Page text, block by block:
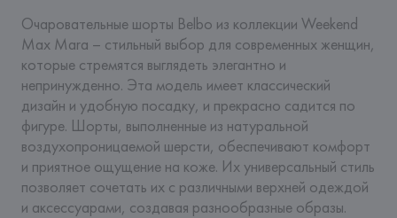
Очаровательные шорты Belbo из коллекции Weekend
Max Mara – стильный выбор для современных женщин,
которые стремятся выглядеть элегантно и
непринужденно. Эта модель имеет классический
дизайн и удобную посадку, и прекрасно садится по
фигуре. Шорты, выполненные из натуральной
воздухопроницаемой шерсти, обеспечивают комфорт
и приятное ощущение на коже. Их универсальный стиль
позволяет сочетать их с различными верхней одеждой
и аксессуарами, создавая разнообразные образы.